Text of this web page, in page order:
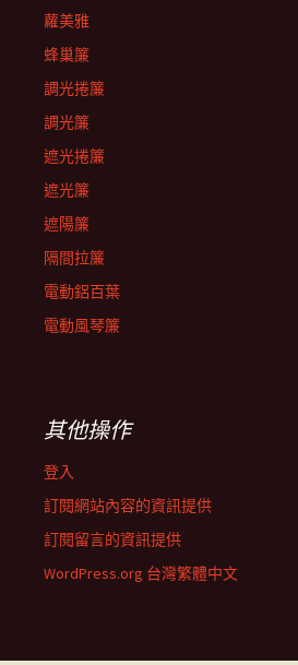
蘿美雅
蜂巢簾
調光捲簾
調光簾
遮光捲簾
遮光簾
遮陽簾
隔間拉簾
電動鋁百葉
電動風琴簾
其他操作
登入
訂閱網站內容的資訊提供
訂閱留言的資訊提供
WordPress.org 台灣繁體中文